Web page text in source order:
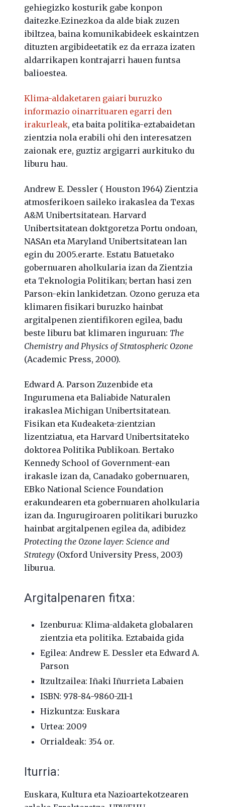
gehiegizko kosturik gabe konpon
daitezke.Ezinezkoa da alde biak zuzen
ibiltzea, baina komunikabideek eskaintzen
dituzten argibideetatik ez da erraza izaten
aldarrikapen kontrajarri hauen funtsa
balioestea.
Klima-aldaketaren gaiari buruzko
informazio oinarrituaren egarri den
irakurleak, eta baita politika-eztabaidetan
zientzia nola erabili ohi den interesatzen
zaionak ere, guztiz argigarri aurkituko du
liburu hau.
Andrew E. Dessler ( Houston 1964) Zientzia
atmosferikoen saileko irakaslea da Texas
A&M Unibertsitatean. Harvard
Unibertsitatean doktgoretza Portu ondoan,
NASAn eta Maryland Unibertsitatean lan
egin du 2005.erarte. Estatu Batuetako
gobernuaren aholkularia izan da Zientzia
eta Teknologia Politikan; bertan hasi zen
Parson-ekin lankidetzan. Ozono geruza eta
klimaren fisikari buruzko hainbat
argitalpenen zientifikoren egilea, badu
beste liburu bat klimaren inguruan: The
Chemistry and Physics of Stratospheric Ozone
(Academic Press, 2000).
Edward A. Parson Zuzenbide eta
Ingurumena eta Baliabide Naturalen
irakaslea Michigan Unibertsitatean.
Fisikan eta Kudeaketa-zientzian
lizentziatua, eta Harvard Unibertsitateko
doktorea Politika Publikoan. Bertako
Kennedy School of Government-ean
irakasle izan da, Canadako gobernuaren,
EBko National Science Foundation
erakundearen eta gobernuaren aholkularia
izan da. Ingurugiroaren politikari buruzko
hainbat argitalpenen egilea da, adibidez
Protecting the Ozone layer: Science and
Strategy (Oxford University Press, 2003)
liburua.
Argitalpenaren fitxa:
Izenburua: Klima-aldaketa globalaren
zientzia eta politika. Eztabaida gida
Egilea: Andrew E. Dessler eta Edward A.
Parson
Itzultzailea: Iñaki Iñurrieta Labaien
ISBN: 978-84-9860-211-1
Hizkuntza: Euskara
Urtea: 2009
Orrialdeak: 354 or.
Iturria:
Euskara, Kultura eta Nazioartekotzearen